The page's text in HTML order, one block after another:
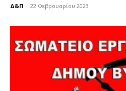
Δ&Π - 22 Φεβρουαρίου 2023